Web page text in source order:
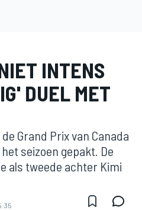
INTENS
DUEL MET
Grand Prix van Canada
seizoen gepakt. De
als tweede achter Kimi